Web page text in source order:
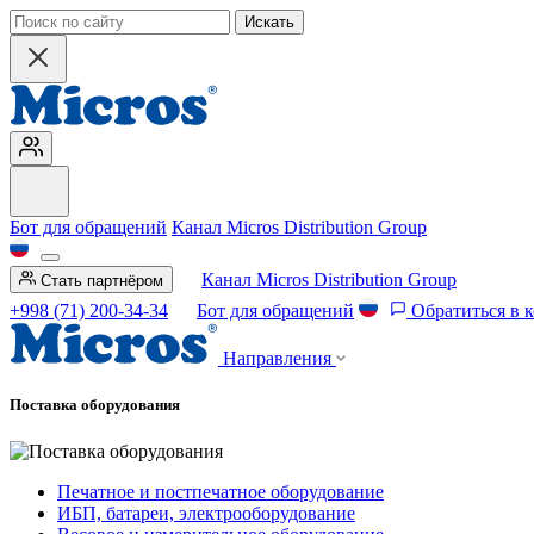
Искать
Бот для обращений Канал Micros Distribution Group
Стать партнёром
Канал Micros Distribution Group
+998 (71) 200-34-34
Бот для обращений Обратиться в
Направления
Поставка оборудования
Печатное и постпечатное оборудование
ИБП, батареи, электрооборудование